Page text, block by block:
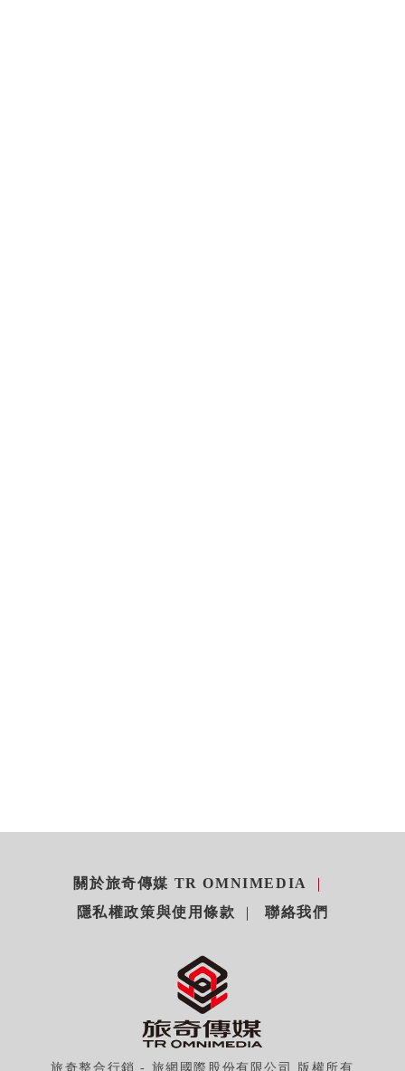
關於旅奇傳媒 TR OMNIMEDIA
隱私權政策與使用條款
聯絡我們
旅奇整合行銷 - 旅網國際股份有限公司 版權所有